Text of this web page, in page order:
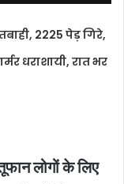
2225 पेड़ गिरे,
धराशायी, रात भर
लोगों के लिए